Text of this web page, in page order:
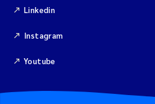
Linkedin
Instagram
Youtube